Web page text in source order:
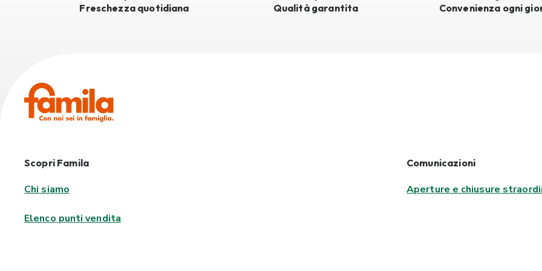
Freschezza quotidiana Qualità garantita Convenienza ogni
Scopri Famila
Chi siamo
Elenco punti vendita
Comunicazioni
Aperture e chiusure